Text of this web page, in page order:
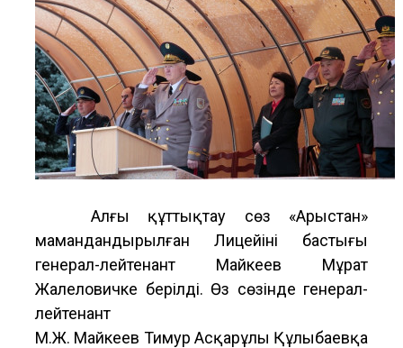
Алғы құттықтау сөз «Арыстан»
мамандандырылған Лицейінің бастығы
генерал-лейтенант Майкеев Мұрат
Жалеловичке берілді. Өз сөзінде генерал-
лейтенант
М.Ж. Майкеев Тимур Асқарұлы Құлыбаевқа